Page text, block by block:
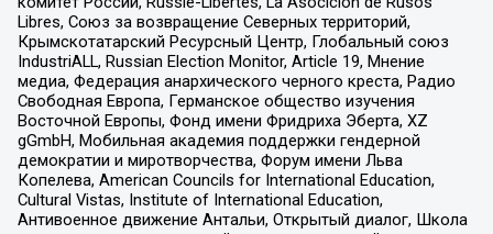
Libres, Союз за возвращение Северных территорий,
Крымскотатарский Ресурсный Центр, Глобальный союз
IndustriALL, Russian Election Monitor, Article 19, Мнение
медиа, Федерация анархического черного креста, Радио
Свободная Европа, Германское общество изучения
Восточной Европы, Фонд имени Фридриха Эберта, XZ
gGmbH, Мобильная академия поддержки гендерной
демократии и миротворчества, Форум имени Льва
Копелева, American Councils for International Education,
Cultural Vistas, Institute of International Education,
Антивоенное движение Антальи, Открытый диалог, Школа